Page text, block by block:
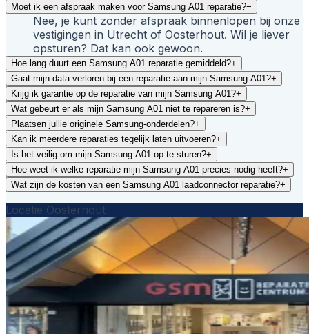
Moet ik een afspraak maken voor Samsung A01 reparatie?−
Nee, je kunt zonder afspraak binnenlopen bij onze
vestigingen in Utrecht of Oosterhout. Wil je liever
opsturen? Dat kan ook gewoon.
Hoe lang duurt een Samsung A01 reparatie gemiddeld?+
Gaat mijn data verloren bij een reparatie aan mijn Samsung A01?+
Krijg ik garantie op de reparatie van mijn Samsung A01?+
Wat gebeurt er als mijn Samsung A01 niet te repareren is?+
Plaatsen jullie originele Samsung-onderdelen?+
Kan ik meerdere reparaties tegelijk laten uitvoeren?+
Is het veilig om mijn Samsung A01 op te sturen?+
Hoe weet ik welke reparatie mijn Samsung A01 precies nodig heeft?+
Wat zijn de kosten van een Samsung A01 laadconnector reparatie?+
Locatie Oosterhout